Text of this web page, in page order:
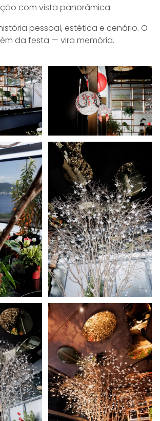
com vista panorâmica
pessoal, estética e cenário. O
da festa — vira memória.